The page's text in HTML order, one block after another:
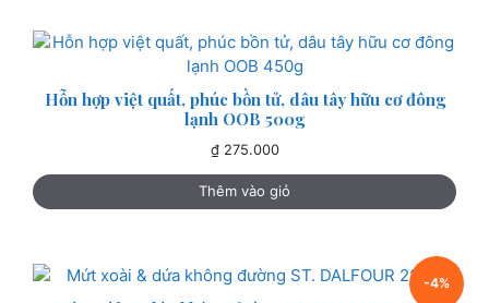
Hỗn hợp việt quất, phúc bồn tử, dâu tây hữu cơ đông
lạnh OOB 500g
₫275.000
Thêm vào giỏ
-4%